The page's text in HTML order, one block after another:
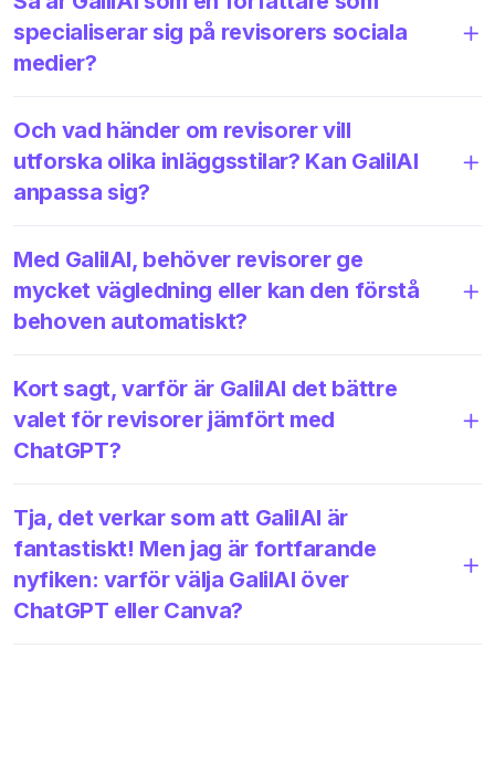
specialiserar sig på revisorers sociala
medier?
Och vad händer om revisorer vill
utforska olika inläggsstilar? Kan GalilAI
anpassa sig?
Med GalilAI, behöver revisorer ge
mycket vägledning eller kan den förstå
behoven automatiskt?
Kort sagt, varför är GalilAI det bättre
valet för revisorer jämfört med
ChatGPT?
Tja, det verkar som att GalilAI är
fantastiskt! Men jag är fortfarande
nyfiken: varför välja GalilAI över
ChatGPT eller Canva?